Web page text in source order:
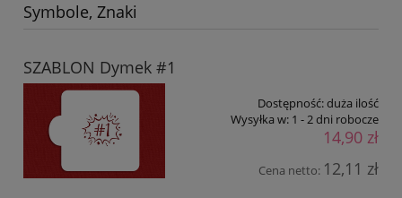
Symbole, Znaki
SZABLON Dymek #1
Dostępność:duża ilość
Wysyłka w: 1 - 2 dni robocze
14,90 zł
Cena netto: 12,11 zł